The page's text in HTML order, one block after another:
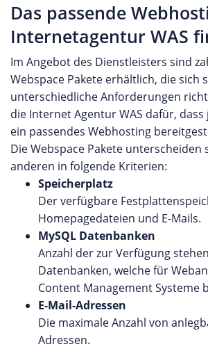
Das passende
Internetagentur WAS
Im Angebot des Dienstleisters sind
Webspace Pakete erhältlich, die sich
unterschiedliche Anforderungen
die Internet Agentur WAS dafür,
ein passendes Webhosting
Die Webspace Pakete unterscheiden
anderen in folgende Kriterien:
Speicherplatz
Der verfügbare
Homepagedateien und E-Mails.
MySQL Datenbanken
Anzahl der zur Verfügung
Datenbanken, welche für
Content Management Systeme
E-Mail-Adressen
Die maximale Anzahl von
Adressen.